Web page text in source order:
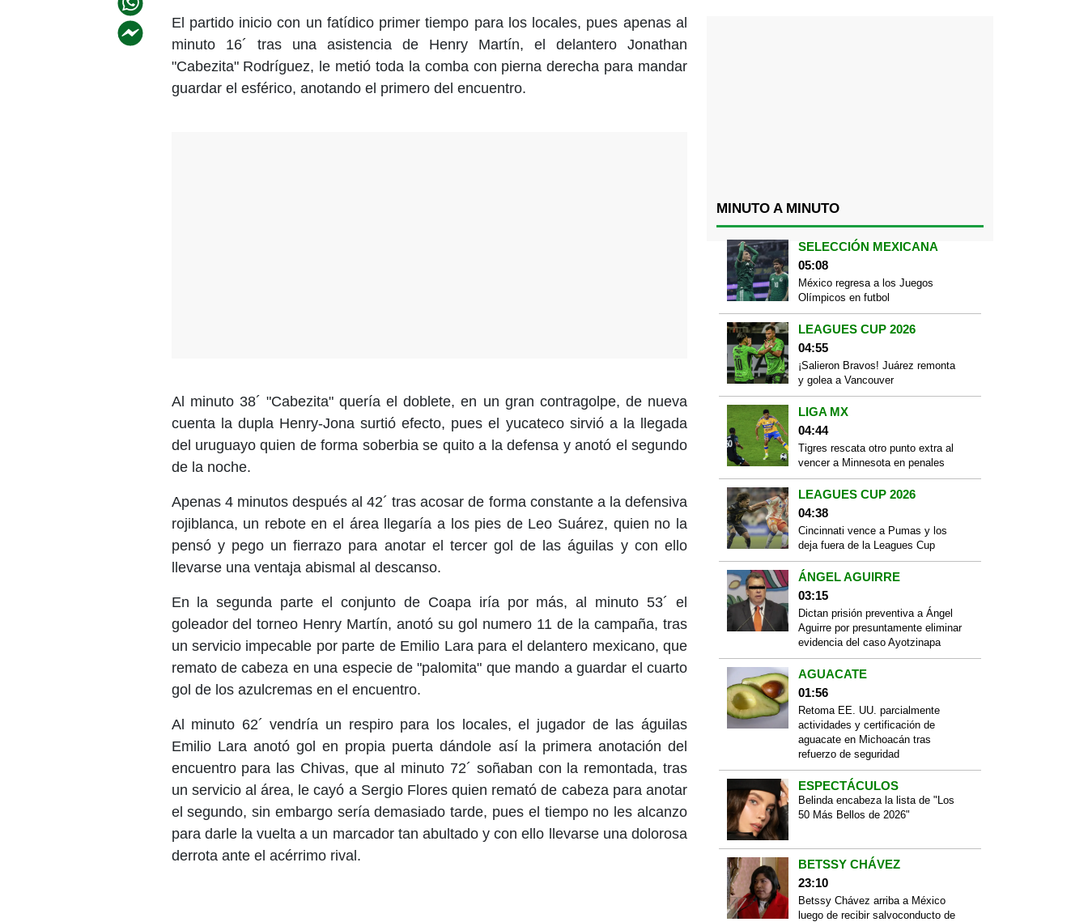
El partido inicio con un fatídico primer tiempo para los locales, pues apenas al
minuto 16´ tras una asistencia de Henry Martín, el delantero Jonathan
"Cabezita" Rodríguez, le metió toda la comba con pierna derecha para mandar
guardar el esférico, anotando el primero del encuentro.
Al minuto 38´ "Cabezita" quería el doblete, en un gran contragolpe, de nueva
cuenta la dupla Henry-Jona surtió efecto, pues el yucateco sirvió a la llegada
del uruguayo quien de forma soberbia se quito a la defensa y anotó el segundo
de la noche.
Apenas 4 minutos después al 42´ tras acosar de forma constante a la defensiva
rojiblanca, un rebote en el área llegaría a los pies de Leo Suárez, quien no la
pensó y pego un fierrazo para anotar el tercer gol de las águilas y con ello
llevarse una ventaja abismal al descanso.
En la segunda parte el conjunto de Coapa iría por más, al minuto 53´ el
goleador del torneo Henry Martín, anotó su gol numero 11 de la campaña, tras
un servicio impecable por parte de Emilio Lara para el delantero mexicano, que
remato de cabeza en una especie de "palomita" que mando a guardar el cuarto
gol de los azulcremas en el encuentro.
Al minuto 62´ vendría un respiro para los locales, el jugador de las águilas
Emilio Lara anotó gol en propia puerta dándole así la primera anotación del
encuentro para las Chivas, que al minuto 72´ soñaban con la remontada, tras
un servicio al área, le cayó a Sergio Flores quien remató de cabeza para anotar
el segundo, sin embargo sería demasiado tarde, pues el tiempo no les alcanzo
para darle la vuelta a un marcador tan abultado y con ello llevarse una dolorosa
derrota ante el acérrimo rival.
MINUTO A MINUTO
SELECCIÓN MEXICANA
05:08
México regresa a los Juegos
Olímpicos en futbol
LEAGUES CUP 2026
04:55
¡Salieron Bravos! Juárez remonta
y golea a Vancouver
LIGA MX
04:44
Tigres rescata otro punto extra al
vencer a Minnesota en penales
LEAGUES CUP 2026
04:38
Cincinnati vence a Pumas y los
deja fuera de la Leagues Cup
ÁNGEL AGUIRRE
03:15
Dictan prisión preventiva a Ángel
Aguirre por presuntamente eliminar
evidencia del caso Ayotzinapa
AGUACATE
01:56
Retoma EE. UU. parcialmente
actividades y certificación de
aguacate en Michoacán tras
refuerzo de seguridad
ESPECTÁCULOS
Belinda encabeza la lista de "Los
50 Más Bellos de 2026"
BETSSY CHÁVEZ
23:10
Betssy Chávez arriba a México
luego de recibir salvoconducto de